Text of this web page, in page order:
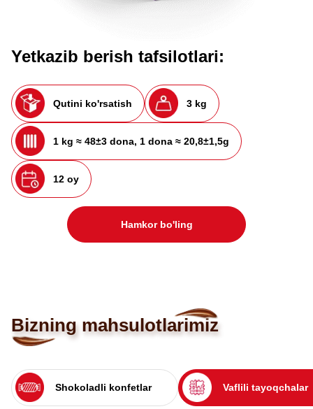
Yetkazib berish tafsilotlari:
Qutini ko'rsatish 3 kg
1 kg ≈ 48±3 dona, 1 dona ≈ 20,8±1,5g
12 oy
Hamkor bo'ling
Bizning mahsulotlarimiz
Shokoladli konfetlar Vaflili tayoqchalar